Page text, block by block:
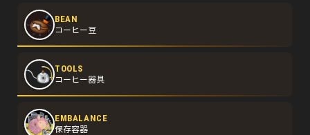
BEAN
コーヒー豆
TOOLS
コーヒー器具
EMBALANCE
保存容器